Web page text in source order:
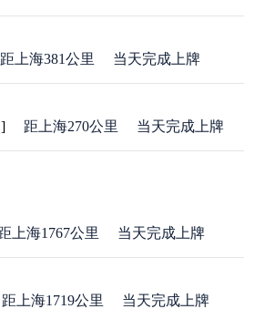
距上海381公里 当天完成上牌
距上海270公里 当天完成上牌
上海1767公里 当天完成上牌
距上海1719公里 当天完成上牌